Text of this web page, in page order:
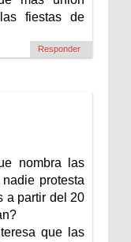
fiestas de
Responder
nombra las
protesta
a partir del 20
que las